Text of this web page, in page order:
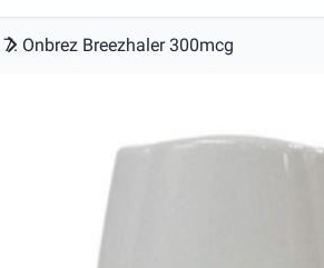
Onbrez Breezhaler 300mcg